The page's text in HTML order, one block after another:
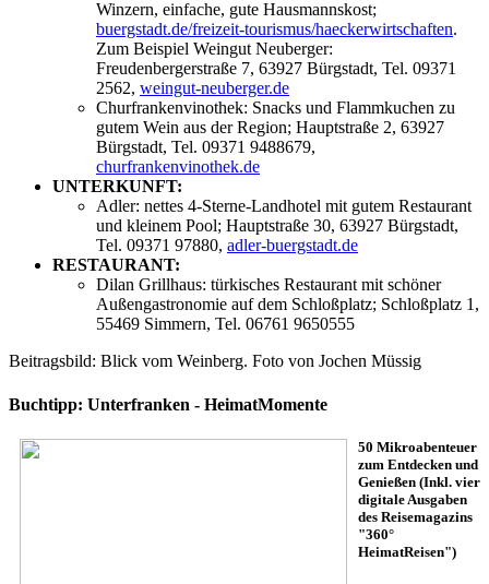
Winzern, einfache, gute Hausmannskost;
buergstadt.de/freizeit-tourismus/haeckerwirtschaften.
Zum Beispiel Weingut Neuberger:
Freudenbergerstraße 7, 63927 Bürgstadt, Tel. 09371
2562, weingut-neuberger.de
Churfrankenvinothek: Snacks und Flammkuchen zu
gutem Wein aus der Region; Hauptstraße 2, 63927
Bürgstadt, Tel. 09371 9488679,
churfrankenvinothek.de
UNTERKUNFT:
Adler: nettes 4-Sterne-Landhotel mit gutem Restaurant
und kleinem Pool; Hauptstraße 30, 63927 Bürgstadt,
Tel. 09371 97880, adler-buergstadt.de
RESTAURANT:
Dilan Grillhaus: türkisches Restaurant mit schöner
Außengastronomie auf dem Schloßplatz; Schloßplatz 1,
55469 Simmern, Tel. 06761 9650555
Beitragsbild: Blick vom Weinberg. Foto von Jochen Müssig
Buchtipp: Unterfranken - HeimatMomente
50 Mikroabenteuer
zum Entdecken und
Genießen (Inkl. vier
digitale Ausgaben
des Reisemagazins
"360°
HeimatReisen")